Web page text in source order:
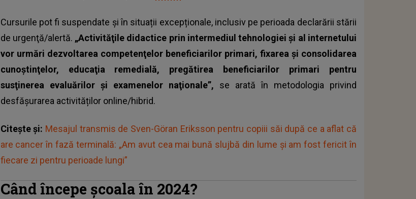
Cursurile pot fi suspendate și în situații excepționale, inclusiv pe perioada declarării stării
de urgenţă/alertă. „Activităţile didactice prin intermediul tehnologiei şi al internetului
vor urmări dezvoltarea competenţelor beneficiarilor primari, fixarea şi consolidarea
cunoştinţelor, educaţia remedială, pregătirea beneficiarilor primari pentru
susţinerea evaluărilor şi examenelor naţionale”, se arată în metodologia privind
desfășurarea activităților online/hibrid.
Citește și: Mesajul transmis de Sven-Göran Eriksson pentru copiii săi după ce a aflat că
are cancer în fază terminală: „Am avut cea mai bună slujbă din lume şi am fost fericit în
fiecare zi pentru perioade lungi”
Când începe școala în 2024?